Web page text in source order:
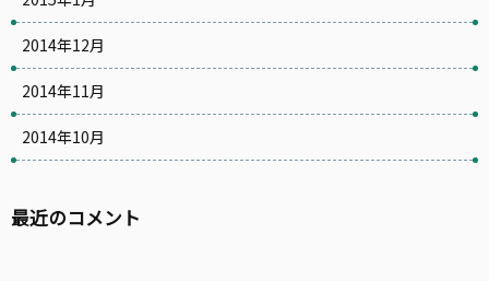
2014年12月
2014年11月
2014年10月
最近のコメント